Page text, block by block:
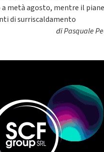
a metà agosto, mentre il
di surriscaldamento
diPasquale